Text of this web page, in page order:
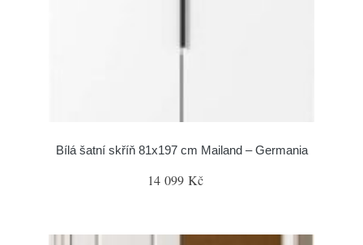
Bílá šatní skříň 81x197 cm Mailand – Germania
14 099 Kč